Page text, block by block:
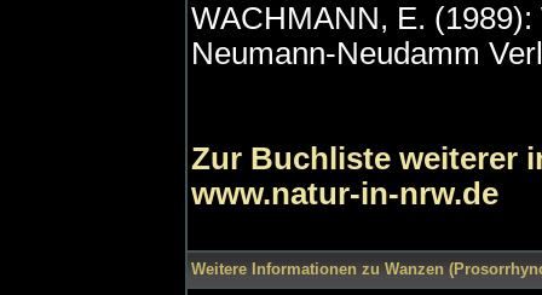
WACHMANN, E.
Neumann-Neudamm
Zur Buchliste weiterer
www.natur-in-nrw.de
Weitere Informationen zu Wanzen